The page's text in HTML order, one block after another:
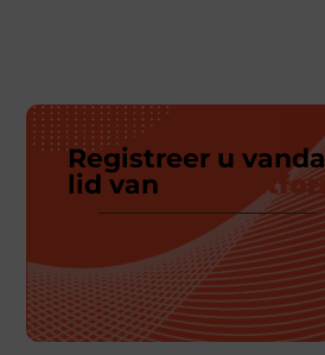
Registreer u
lid van
ons